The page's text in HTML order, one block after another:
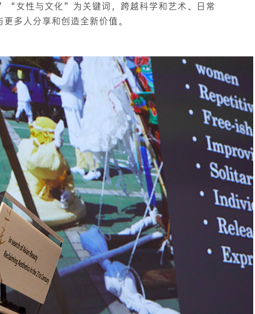
全域长寿科学
女性与文化”为关键词，跨越科学和艺术、日常
多人分享和创造全新价值。